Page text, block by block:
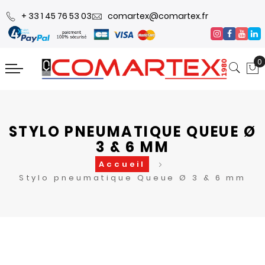
+ 33 1 45 76 53 03 comartex@comartex.fr
0
STYLO PNEUMATIQUE QUEUE Ø
3 & 6 MM
Accueil
Stylo pneumatique Queue Ø 3 & 6 mm